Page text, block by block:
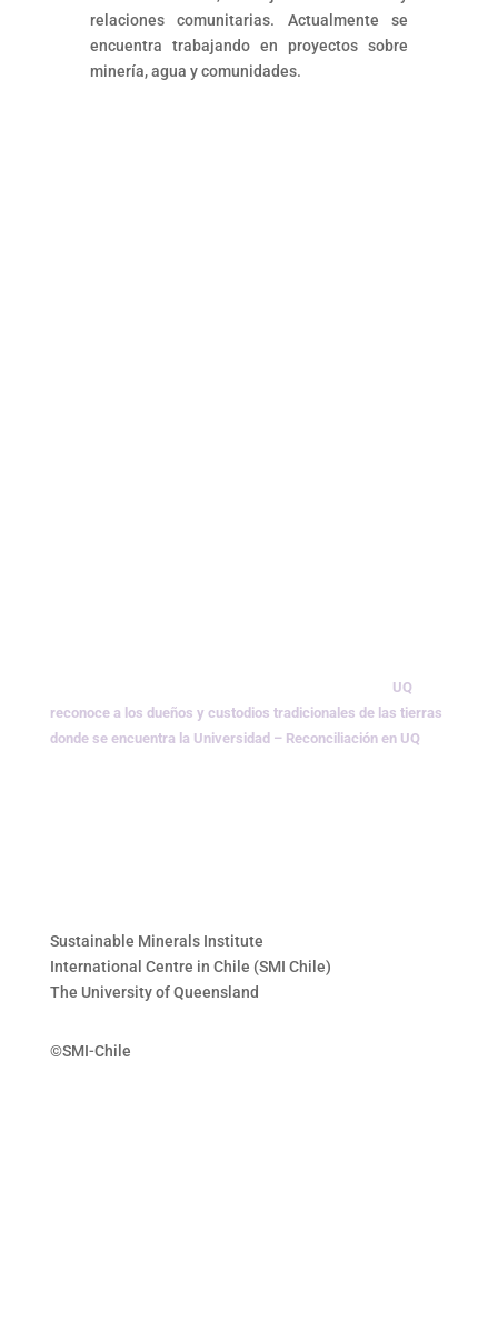
relaciones comunitarias. Actualmente se
encuentra trabajando en proyectos sobre
minería, agua y comunidades.
UQ
reconoce a los dueños y custodios tradicionales de las tierras
donde se encuentra la Universidad – Reconciliación en UQ
Sustainable Minerals Institute
International Centre in Chile (SMI Chile)
The University of Queensland
©SMI-Chile